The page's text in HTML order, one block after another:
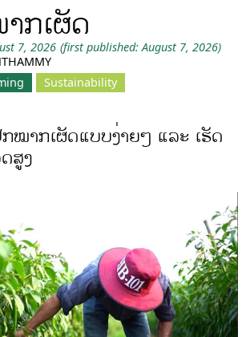
ກເຜັດ
7, 2026 (first published: August 7, 2026)
Sustainability
ໝາກເຜັດແບບງ່າຍໆ ແລະ ເຮັດ
ສູງ